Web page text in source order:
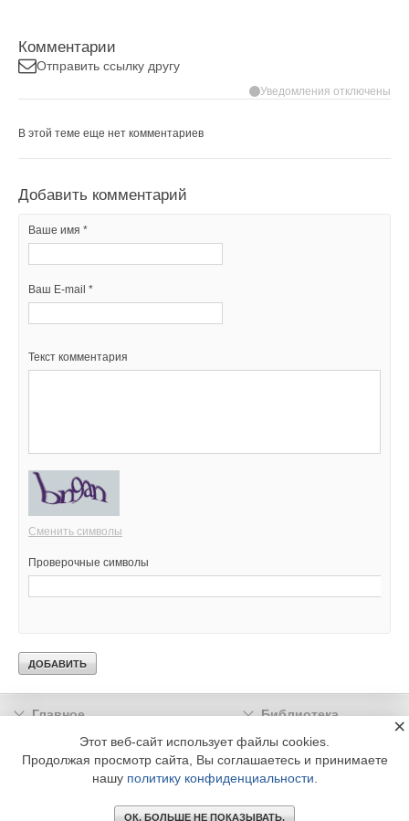
Комментарии
Отправить ссылку другу
Уведомления отключены
В этой теме еще нет комментариев
Добавить комментарий
Ваше имя *
Ваш E-mail *
Текст комментария
Сменить символы
Проверочные символы
Главное
Библиотека
Подписка
Реклама
Информация
© 2002 - 2026 OOO Издательский дом «МЕДИА ТЕХНОЛОДЖИ» +7 (495) 665-00-
Этот веб-сайт использует файлы cookies.
Продолжая просмотр сайта, Вы соглашаетесь и принимаете
нашу политику конфиденциальности
ОК. БОЛЬШЕ НЕ ПОКАЗЫВАТЬ.
×